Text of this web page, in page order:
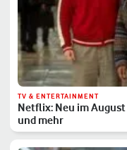
TV & ENTERTAINMENT
Netflix: Neu im August
und mehr